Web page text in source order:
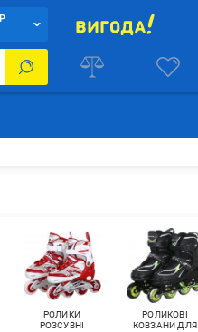
РОЛИКИ
РОЗСУВНІ
РОЛИКОВІ
КОВЗАНИ ДЛЯ